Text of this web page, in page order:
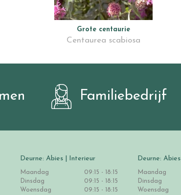
Grote centaurie
Centaurea scabiosa
Familiebedrijf
Deurne: Abies | Interieur
Maandag
09:15 - 18:15
Dinsdag
09:15 - 18:15
Woensdag
09:15 - 18:15
Deurne:
Maandag
Dinsdag
Woensdag